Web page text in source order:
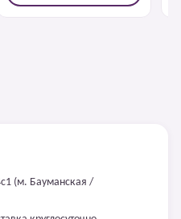
(м. Бауманская /